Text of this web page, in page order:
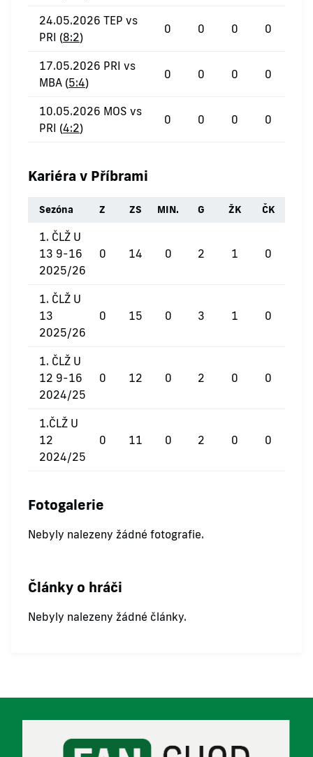
24.05.2026 TEP vs
PRI (8:2)
0 0 0 0
17.05.2026 PRI vs
MBA (5:4)
0 0 0 0
10.05.2026 MOS vs
PRI (4:2)
0 0 0 0
Kariéra v Příbrami
Sezóna Z ZS MIN. G ŽK ČK
1. ČLŽ U
13 9-16
2025/26
0 14 0 2 1 0
1. ČLŽ U
13
2025/26
0 15 0 3 1 0
1. ČLŽ U
12 9-16
2024/25
0 12 0 2 0 0
1.ČLŽ U
12
2024/25
0 11 0 2 0 0
Fotogalerie
Nebyly nalezeny žádné fotografie.
Články o hráči
Nebyly nalezeny žádné články.